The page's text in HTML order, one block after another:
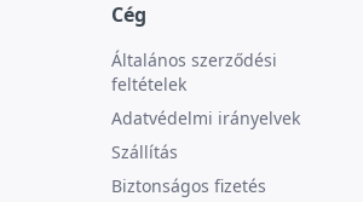
Cég
Általános szerződési
feltételek
Adatvédelmi irányelvek
Szállítás
Biztonságos fizetés